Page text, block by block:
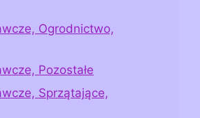
Ogrodnictwo,
Pozostałe
Sprzątające,